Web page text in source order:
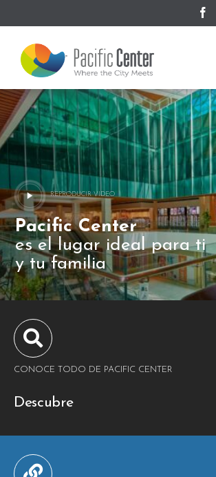
Inicio
Nosotros
Gastronomía
Oficinas
Educación y Entretenimiento
Hotel
Pacific Center
es el lugar ideal para ti
y tu familia
REPRODUCIR VIDEO
CONOCE TODO DE PACIFIC CENTER
Descubre